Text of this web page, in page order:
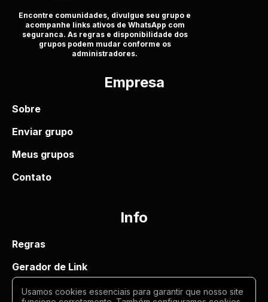
Encontre comunidades, divulgue seu grupo e
acompanhe links ativos de WhatsApp com
seguranca. As regras e disponibilidade dos
grupos podem mudar conforme os
administradores.
Empresa
Sobre
Enviar grupo
Meus grupos
Contato
Info
Regras
Gerador de Link
Termos de uso
Usamos cookies essenciais para garantir que nosso site